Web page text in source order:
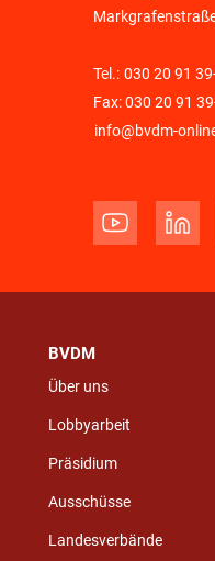
Tel.: 030 20 91
Fax: 030 20 91
info@bvdm-
BVDM
Über uns
Lobbyarbeit
Präsidium
Ausschüsse
Landesverbände